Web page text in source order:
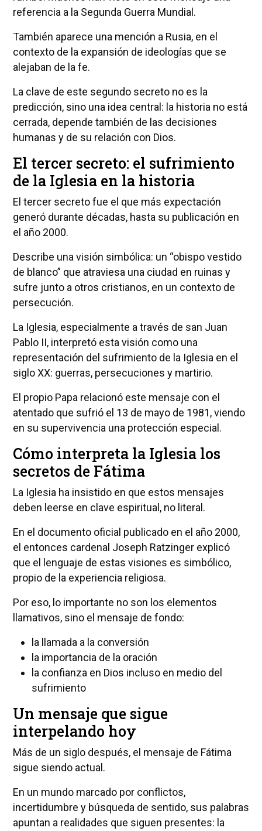
referencia a la Segunda Guerra Mundial.
También aparece una mención a Rusia, en el
contexto de la expansión de ideologías que se
alejaban de la fe.
La clave de este segundo secreto no es la
predicción, sino una idea central: la historia no está
cerrada, depende también de las decisiones
humanas y de su relación con Dios.
El tercer secreto: el sufrimiento
de la Iglesia en la historia
El tercer secreto fue el que más expectación
generó durante décadas, hasta su publicación en
el año 2000.
Describe una visión simbólica: un “obispo vestido
de blanco” que atraviesa una ciudad en ruinas y
sufre junto a otros cristianos, en un contexto de
persecución.
La Iglesia, especialmente a través de san Juan
Pablo II, interpretó esta visión como una
representación del sufrimiento de la Iglesia en el
siglo XX: guerras, persecuciones y martirio.
El propio Papa relacionó este mensaje con el
atentado que sufrió el 13 de mayo de 1981, viendo
en su supervivencia una protección especial.
Cómo interpreta la Iglesia los
secretos de Fátima
La Iglesia ha insistido en que estos mensajes
deben leerse en clave espiritual, no literal.
En el documento oficial publicado en el año 2000,
el entonces cardenal Joseph Ratzinger explicó
que el lenguaje de estas visiones es simbólico,
propio de la experiencia religiosa.
Por eso, lo importante no son los elementos
llamativos, sino el mensaje de fondo:
la llamada a la conversión
la importancia de la oración
la confianza en Dios incluso en medio del
sufrimiento
Un mensaje que sigue
interpelando hoy
Más de un siglo después, el mensaje de Fátima
sigue siendo actual.
En un mundo marcado por conflictos,
incertidumbre y búsqueda de sentido, sus palabras
apuntan a realidades que siguen presentes: la